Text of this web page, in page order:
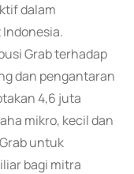
dalam
Grab terhadap
dan pengantaran
4,6 juta
mikro, kecil dan
untuk
bagi mitra